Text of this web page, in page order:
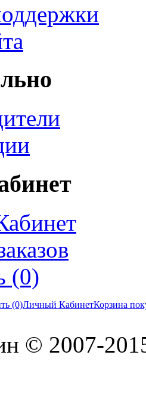
(0)
(0)Личный КабинетКорзина
© 2007-